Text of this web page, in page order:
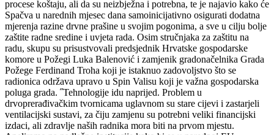
procese koštaju, ali da su neizbježna i potrebna, te je najavio kako će
Spačva u narednih mjesec dana samoinicijativno osigurati dodatna
mjerenja razine drvne prašine u svojim pogonima, a sve u cilju bolje
zaštite radne sredine i uvjeta rada. Osim stručnjaka za zaštitu na
radu, skupu su prisustvovali predsjednik Hrvatske gospodarske
komore u Požegi Luka Balenović i zamjenik gradonačelnika Grada
Požege Ferdinand Troha koji je istaknuo zadovoljstvo što se
radionica održava upravo u Spin Valisu koji je važna gospodarska
poluga grada. ˝Tehnologije idu naprijed. Problem u
drvoprerađivačkim tvornicama uglavnom su stare cijevi i zastarjeli
ventilacijski sustavi, za čiju zamjenu su potrebni veliki financijski
izdaci, ali zdravlje naših radnika mora biti na prvom mjestu.